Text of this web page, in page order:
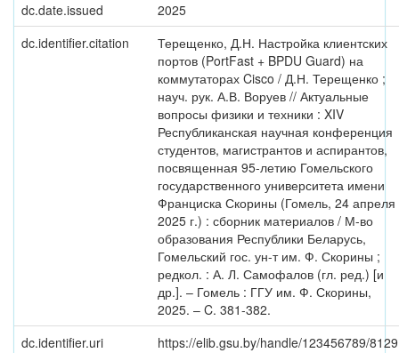
dc.date.issued
2025
dc.identifier.citation
Терещенко, Д.Н. Настройка клиентских
портов (PortFast + BPDU Guard) на
коммутаторах Cisco / Д.Н. Терещенко ;
науч. рук. А.В. Воруев // Актуальные
вопросы физики и техники : XIV
Республиканская научная конференция
студентов, магистрантов и аспирантов,
посвященная 95-летию Гомельского
государственного университета имени
Франциска Скорины (Гомель, 24 апреля
2025 г.) : сборник материалов / М-во
образования Республики Беларусь,
Гомельский гос. ун-т им. Ф. Скорины ;
редкол. : А. Л. Самофалов (гл. ред.) [и
др.]. – Гомель : ГГУ им. Ф. Скорины,
2025. – C. 381-382.
dc.identifier.uri
https://elib.gsu.by/handle/123456789/